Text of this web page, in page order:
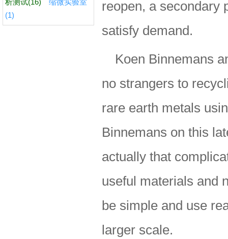
析测试(16)
缩微实验室
(1)
reopen, a secondary
satisfy demand.
Koen Binnemans
no strangers to
rare earth metals
Binnemans on this
actually that
useful materials and
be simple and use
larger scale.